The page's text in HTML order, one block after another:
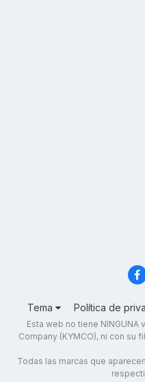
Tema Política de
Esta web no tiene NINGUNA
Company (KYMCO), ni con su
Todas las marcas que